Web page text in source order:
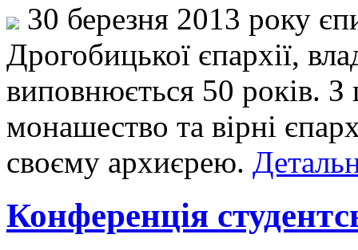
30 березня 2013 року
Дрогобицької єпархії,
виповнюється 50 років. З
монашество та вірні
своєму архиєрею.
Конференція